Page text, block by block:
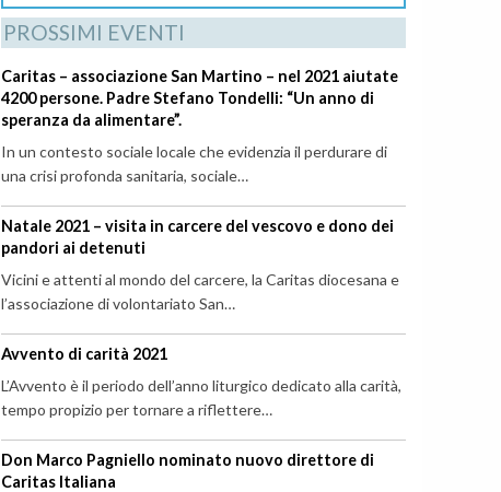
PROSSIMI EVENTI
Caritas – associazione San Martino – nel 2021 aiutate
4200 persone. Padre Stefano Tondelli: “Un anno di
speranza da alimentare”.
In un contesto sociale locale che evidenzia il perdurare di
una crisi profonda sanitaria, sociale…
Natale 2021 – visita in carcere del vescovo e dono dei
pandori ai detenuti
Vicini e attenti al mondo del carcere, la Caritas diocesana e
l’associazione di volontariato San…
Avvento di carità 2021
L’Avvento è il periodo dell’anno liturgico dedicato alla carità,
tempo propizio per tornare a riflettere…
Don Marco Pagniello nominato nuovo direttore di
Caritas Italiana